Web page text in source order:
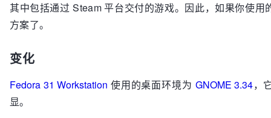
其中包括通过 Steam 平台交付的游戏。因此，如果你使
方案了。
变化
Fedora 31 Workstation 使用的桌面环境为 GNOME 3.34，
显。